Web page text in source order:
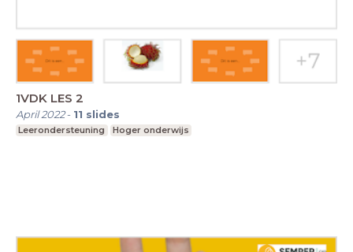
1VDK LES 2
April 2022- 11 slides
Leerondersteuning Hoger onderwijs